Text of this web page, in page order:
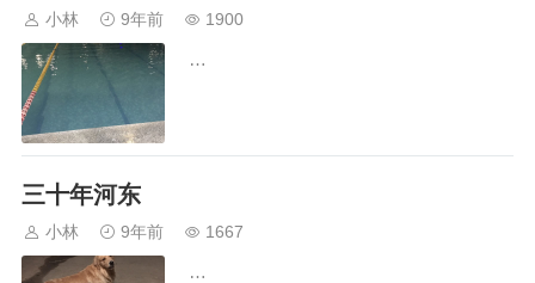
小林 9年前 1900
…
三十年河东
小林 9年前 1667
…